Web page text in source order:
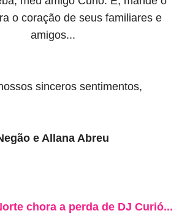
o coração de seus familiares e
amigos...
sinceros sentimentos,
e Allana Abreu
chora a perda de DJ Curió...